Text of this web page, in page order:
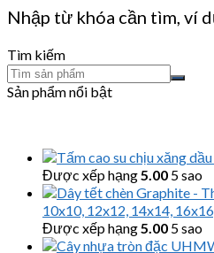
Nhập từ khóa cần tìm, ví
Tìm kiếm
Sản phẩm nổi bật
Được xếp hạng5.00 5 sao
10x10, 12x12, 14x14,
Được xếp hạng5.00 5 sao